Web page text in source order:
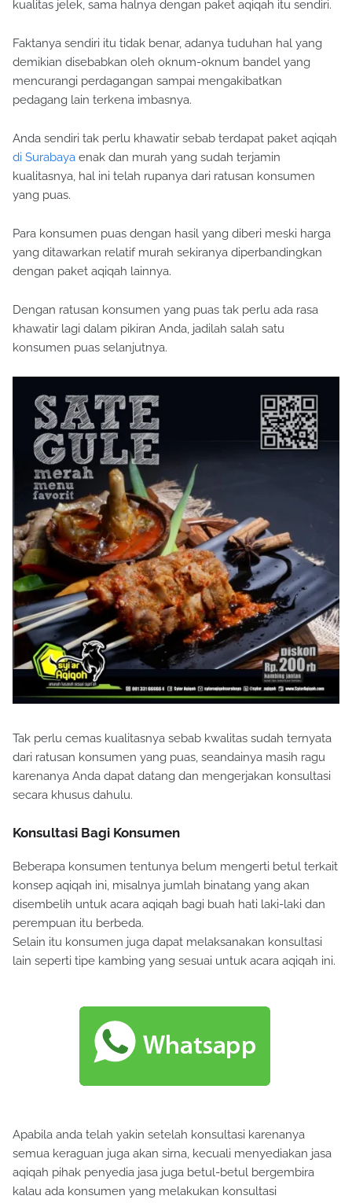
kualitas jelek, sama halnya dengan paket aqiqah itu sendiri.
Faktanya sendiri itu tidak benar, adanya tuduhan hal yang
demikian disebabkan oleh oknum-oknum bandel yang
mencurangi perdagangan sampai mengakibatkan
pedagang lain terkena imbasnya.
Anda sendiri tak perlu khawatir sebab terdapat paket aqiqah
di Surabaya enak dan murah yang sudah terjamin
kualitasnya, hal ini telah rupanya dari ratusan konsumen
yang puas.
Para konsumen puas dengan hasil yang diberi meski harga
yang ditawarkan relatif murah sekiranya diperbandingkan
dengan paket aqiqah lainnya.
Dengan ratusan konsumen yang puas tak perlu ada rasa
khawatir lagi dalam pikiran Anda, jadilah salah satu
konsumen puas selanjutnya.
Tak perlu cemas kualitasnya sebab kwalitas sudah ternyata
dari ratusan konsumen yang puas, seandainya masih ragu
karenanya Anda dapat datang dan mengerjakan konsultasi
secara khusus dahulu.
Konsultasi Bagi Konsumen
Beberapa konsumen tentunya belum mengerti betul terkait
konsep aqiqah ini, misalnya jumlah binatang yang akan
disembelih untuk acara aqiqah bagi buah hati laki-laki dan
perempuan itu berbeda.
Selain itu konsumen juga dapat melaksanakan konsultasi
lain seperti tipe kambing yang sesuai untuk acara aqiqah ini.
Apabila anda telah yakin setelah konsultasi karenanya
semua keraguan juga akan sirna, kecuali menyediakan jasa
aqiqah pihak penyedia jasa juga betul-betul bergembira
kalau ada konsumen yang melakukan konsultasi